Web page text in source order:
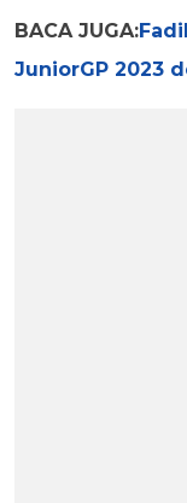
BACA JUGA:
JuniorGP 2023